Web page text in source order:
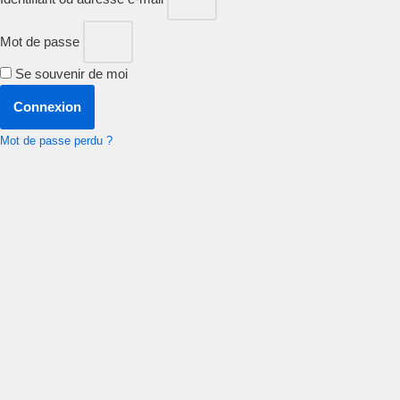
Mot de passe
Se souvenir de moi
Connexion
Mot de passe perdu ?